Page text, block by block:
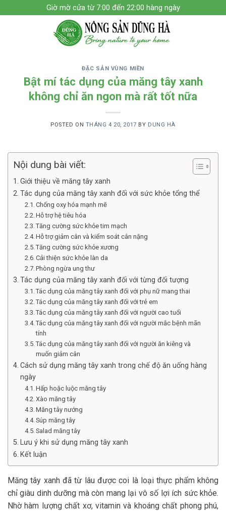
to
Giờ mờ cửa từ 7:00 đến 22:00 hàng ngày
ĐẶC SẢN VÙNG MIỀN
Bật mí tác dụng của măng tây xanh
không chỉ ăn ngon mà rất tốt nữa
POSTED ON THÁNG 4 20, 2017 BY DUNG HÀ
Nội dung bài viết:
Giới thiệu về măng tây xanh
Tác dụng của măng tây xanh đối với sức khỏe tổng thể
Chống oxy hóa mạnh mẽ
Hỗ trợ hệ tiêu hóa
Tăng cường sức khỏe tim mạch
Hỗ trợ giảm cân và kiểm soát cân nặng
Tăng cường sức khỏe xương
Cải thiện sức khỏe làn da
Phòng ngừa ung thư
Tác dụng của măng tây xanh đối với từng đối tượng
Tác dụng của măng tây xanh đối với phụ nữ mang thai
Tác dụng của măng tây xanh đối với trẻ em
Tác dụng của măng tây xanh đối với người cao tuổi
Tác dụng của măng tây xanh đối với người mắc bệnh mãn
tính
Tác dụng của măng tây xanh đối với người ăn kiêng và
muốn giảm cân
Cách sử dụng măng tây xanh trong chế độ ăn uống hàng
ngày
Hấp hoặc luộc măng tây
Xào măng tây
Măng tây nướng
Súp măng tây
Salad măng tây
Lưu ý khi sử dụng măng tây xanh
Kết luận
Măng tây xanh đã từ lâu được coi là loại thực phẩm không
chỉ giàu dinh dưỡng mà còn mang lại vô số lợi ích sức khỏe.
Nhờ hàm lượng chất xơ, vitamin và khoáng chất phong phú,